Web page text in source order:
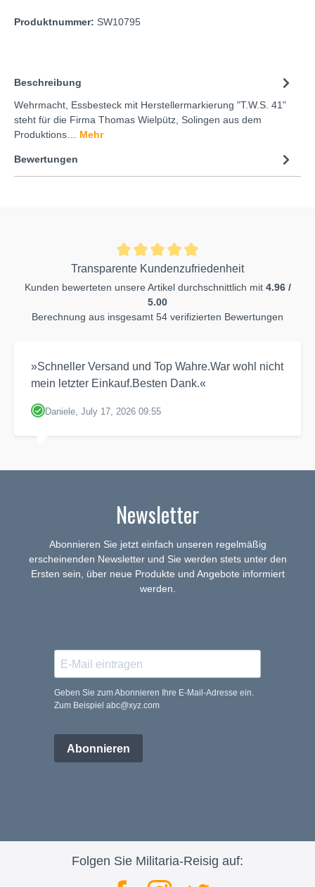
Produktnummer: SW10795
Beschreibung
Wehrmacht, Essbesteck mit Herstellermarkierung "T.W.S. 41"
steht für die Firma Thomas Wielpütz, Solingen aus dem
Produktions… Mehr
Bewertungen
Transparente Kundenzufriedenheit
Kunden bewerteten unsere Artikel durchschnittlich mit 4.96 /
5.00
Berechnung aus insgesamt 54 verifizierten Bewertungen
»Schneller Versand und Top Wahre.War wohl nicht
mein letzter Einkauf.Besten Dank.«
Daniele, July 17, 2026 09:55
Newsletter
Abonnieren Sie jetzt einfach unseren regelmäßig
erscheinenden Newsletter und Sie werden stets unter den
Ersten sein, über neue Produkte und Angebote informiert
werden.
Geben Sie zum Abonnieren Ihre E-Mail-Adresse ein.
Zum Beispiel abc@xyz.com
Abonnieren
Folgen Sie Militaria-Reisig auf: